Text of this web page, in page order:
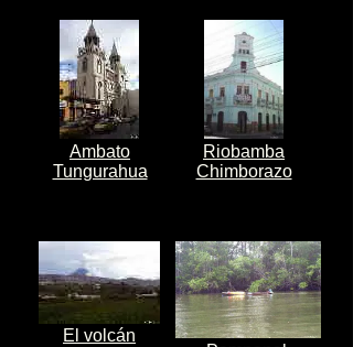
El volcán
Riobamba
Chimborazo
Ambato
Tungurahua